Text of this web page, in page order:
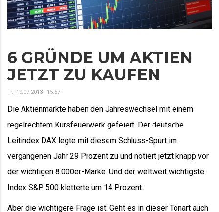
6 GRÜNDE UM AKTIEN
JETZT ZU KAUFEN
Fr., 19.07.2013 - 15:57
Die Aktienmärkte haben den Jahreswechsel mit einem
regelrechtem Kursfeuerwerk gefeiert. Der deutsche
Leitindex DAX legte mit diesem Schluss-Spurt im
vergangenen Jahr 29 Prozent zu und notiert jetzt knapp vor
der wichtigen 8.000er-Marke. Und der weltweit wichtigste
Index S&P 500 kletterte um 14 Prozent.
Aber die wichtigere Frage ist: Geht es in dieser Tonart auch